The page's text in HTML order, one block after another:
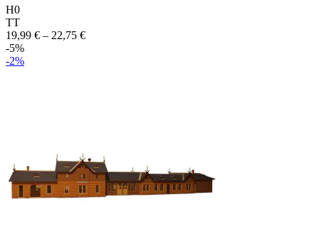
H0
TT
19,99 € – 22,75 €
-5%
-2%